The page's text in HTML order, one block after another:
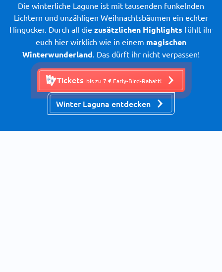
Die winterliche Lagune ist mit tausenden funkelnden
Lichtern und unzähligen Weihnachtsbäumen ein echter
Hingucker. Durch all die zusätzlichen Highlights fühlt ihr
euch hier wirklich wie in einem magischen
Winterwunderland. Das dürft ihr nicht verpassen!
Tickets bis zu 7 € Early-Bird-Rabatt!
Winter Laguna entdecken